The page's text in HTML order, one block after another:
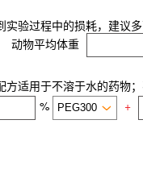
Ovalbumin (257-264)
Anti-DKK1
ISA-2011B
(Gr-1)-InVivo
[G3P15]
p27 Kip1
Clathrin Heavy
(Rabbit mAb) [F13F16]
mAb) [B17D6]
1/JAM-A Antibody
验过程中的损耗，建议
动物平均体重
适用于不溶于水的药物
% +